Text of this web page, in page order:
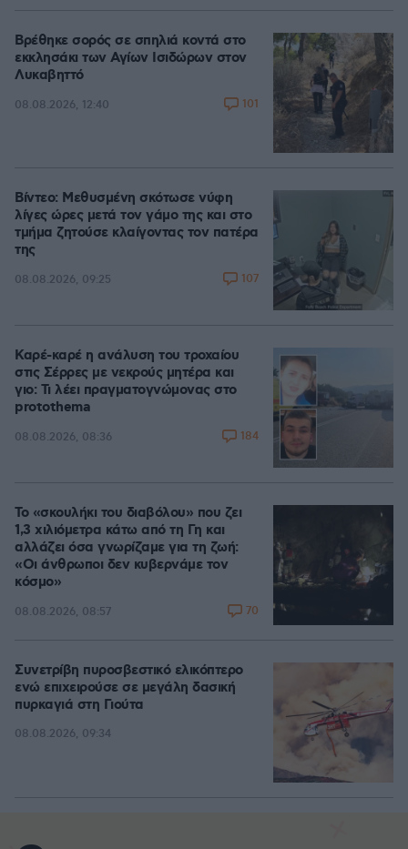
Βρέθηκε σορός σε σπηλιά κοντά στο
εκκλησάκι των Αγίων Ισιδώρων στον
Λυκαβηττό
08.08.2026, 12:40 101
Βίντεο: Μεθυσμένη σκότωσε νύφη
λίγες ώρες μετά τον γάμο της και στο
τμήμα ζητούσε κλαίγοντας τον πατέρα
της
08.08.2026, 09:25 107
Καρέ-καρέ η ανάλυση του τροχαίου
στις Σέρρες με νεκρούς μητέρα και
γιο: Τι λέει πραγματογνώμονας στο
protothema
08.08.2026, 08:36 184
Το «σκουλήκι του διαβόλου» που ζει
1,3 χιλιόμετρα κάτω από τη Γη και
αλλάζει όσα γνωρίζαμε για τη ζωή:
«Οι άνθρωποι δεν κυβερνάμε τον
κόσμο»
08.08.2026, 08:57 70
Συνετρίβη πυροσβεστικό ελικόπτερο
ενώ επιχειρούσε σε μεγάλη δασική
πυρκαγιά στη Γιούτα
08.08.2026, 09:34